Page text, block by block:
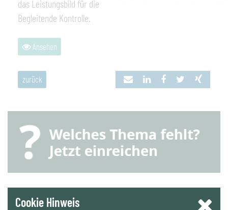
das Leistungsbild für die
Begleitende Kontrolle.
Ansehen
zurück
YouTube
Cookie Hinweis